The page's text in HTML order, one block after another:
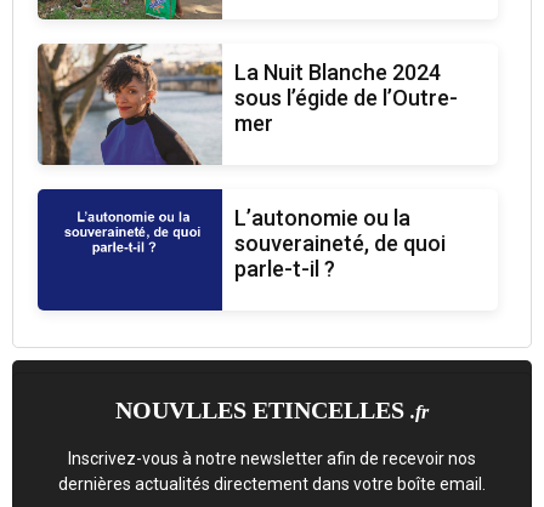
La Nuit Blanche 2024
sous l’égide de l’Outre-
mer
L’autonomie ou la
souveraineté, de quoi
parle-t-il ?
NOUVLLES ETINCELLES .fr
Inscrivez-vous à notre newsletter afin de recevoir nos
dernières actualités directement dans votre boîte email.